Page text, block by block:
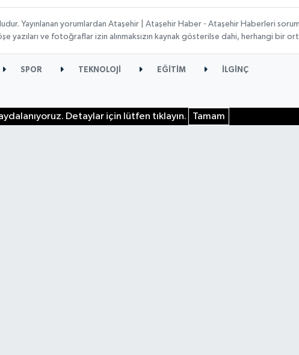
Yayınlanan yorumlardan Ataşehir | Ataşehir Haber - Ataşehir Haberleri
yazıları ve fotoğraflar izin alınmaksızın kaynak gösterilse dahi, herhangi bir
SPOR TEKNOLOJİ EĞİTİM
İLGİNÇ
Detaylar için lütfen tıklayın. Tamam